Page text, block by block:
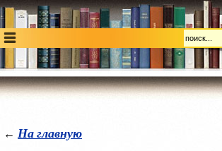
← На главную